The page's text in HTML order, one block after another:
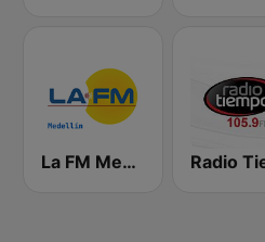
La FM Medellín